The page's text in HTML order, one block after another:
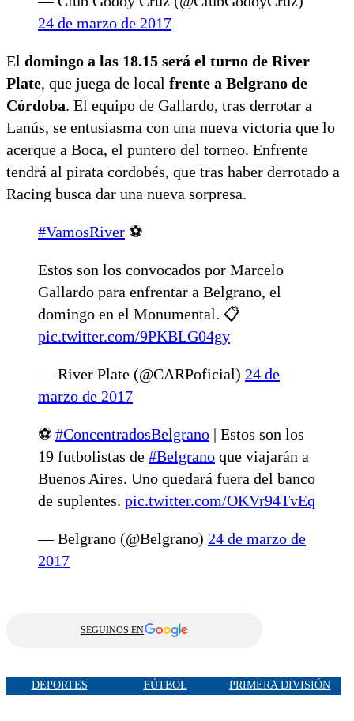
24 de marzo de 2017
El domingo a las 18.15 será el turno de River
Plate, que juega de local frente a Belgrano de
Córdoba. El equipo de Gallardo, tras derrotar a
Lanús, se entusiasma con una nueva victoria que lo
acerque a Boca, el puntero del torneo. Enfrente
tendrá al pirata cordobés, que tras haber derrotado a
Racing busca dar una nueva sorpresa.
#VamosRiver ⚽️
Estos son los convocados por Marcelo
Gallardo para enfrentar a Belgrano, el
domingo en el Monumental. 📋
pic.twitter.com/9PKBLG04gy
— River Plate (@CARPoficial) 24 de
marzo de 2017
⚽️ #ConcentradosBelgrano | Estos son los
19 futbolistas de #Belgrano que viajarán a
Buenos Aires. Uno quedará fuera del banco
de suplentes. pic.twitter.com/OKVr94TvEq
— Belgrano (@Belgrano) 24 de marzo de
2017
SEGUINOS EN
DEPORTES FÚTBOL PRIMERA DIVISIÓN